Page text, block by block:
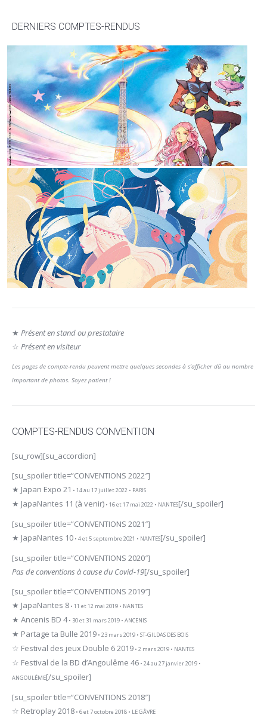
DERNIERS COMPTES-RENDUS
★ Présent en stand ou prestataire
☆ Présent en visiteur
Les pages de compte-rendu peuvent mettre quelques secondes à s’afficher dû au nombre
important de photos. Soyez patient !
COMPTES-RENDUS CONVENTION
[su_row][su_accordion]
[su_spoiler title=”CONVENTIONS 2022″]
★ Japan Expo 21 • 14 au 17 juillet 2022 • PARIS
★ JapaNantes 11 (à venir) • 16 et 17 mai 2022 • NANTES[/su_spoiler]
[su_spoiler title=”CONVENTIONS 2021″]
★ JapaNantes 10 • 4 et 5 septembre 2021 • NANTES[/su_spoiler]
[su_spoiler title=”CONVENTIONS 2020″]
Pas de conventions à cause du Covid-19[/su_spoiler]
[su_spoiler title=”CONVENTIONS 2019″]
★ JapaNantes 8 • 11 et 12 mai 2019 • NANTES
★ Ancenis BD 4• 30 et 31 mars 2019 • ANCENIS
★ Partage ta Bulle 2019 • 23 mars 2019 • ST-GILDAS DES BOIS
☆ Festival des jeux Double 6 2019 • 2 mars 2019 • NANTES
☆ Festival de la BD d’Angoulême 46 • 24 au 27 janvier 2019 •
ANGOULÊME[/su_spoiler]
[su_spoiler title=”CONVENTIONS 2018″]
☆ Retroplay 2018 • 6 et 7 octobre 2018 • LE GÂVRE